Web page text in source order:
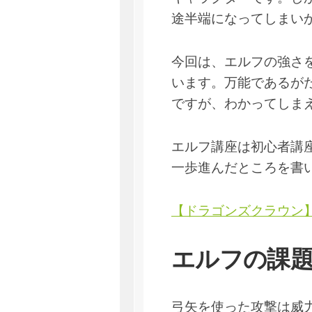
途半端になってしまい
今回は、エルフの強さ
います。万能であるが
ですが、わかってしま
エルフ講座は初心者講
一歩進んだところを書
【ドラゴンズクラウ
エルフの課
弓矢を使った攻撃は威